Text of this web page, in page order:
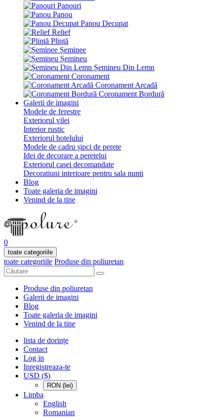
Panouri
Panou
Panou Decupat
Relief
Plintă
Șeminee
Șemineu
Șemineu Din Lemn
Coronament
Coronament Arcadă
Coronament Bordură
Galerii de imagini
Modele de ferestre
Exteriorul vilei
Interior rustic
Exteriorul hotelului
Modele de cadru șipci de perete
Idei de decorare a peretelui
Exteriorul casei decomandate
Decoratiuni interioare pentru sala nunti
Blog
Toate galeria de imagini
Venind de la tine
0
toate categoriile
toate categoriile Produse din poliuretan
Produse din poliuretan
Galerii de imagini
Blog
Toate galeria de imagini
Venind de la tine
lista de dorințe
Contact
Log in
Inregistreaza-te
USD ($)
RON (lei)
Limba
English
Romanian